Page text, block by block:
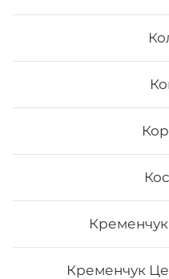
Кременчук
Кременчук
з безкоштовною